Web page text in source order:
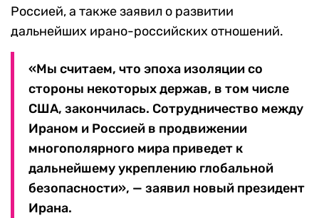
Россией, а также заявил о развитии
дальнейших ирано-российских отношений.
«Мы считаем, что эпоха изоляции со
стороны некоторых держав, в том числе
США, закончилась. Сотрудничество между
Ираном и Россией в продвижении
многополярного мира приведет к
дальнейшему укреплению глобальной
безопасности», — заявил новый президент
Ирана.